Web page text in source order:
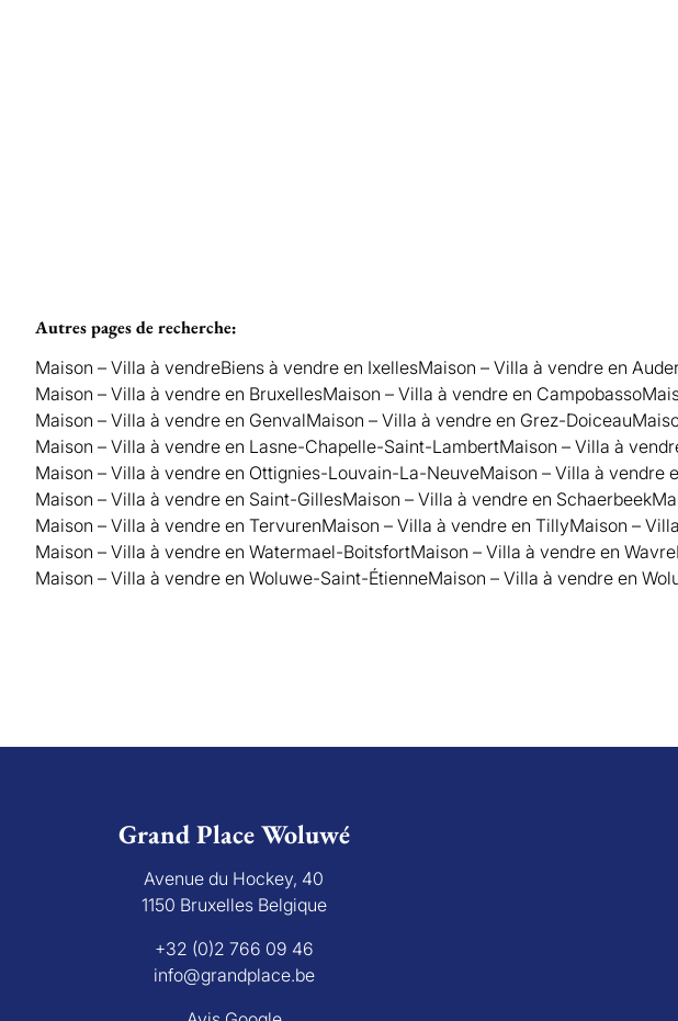
Autres pages de recherche:
Maison – Villa à vendreBiens à vendre en IxellesMaison – Villa à vendre en
Maison – Villa à vendre en BruxellesMaison – Villa à vendre en Campobasso
Maison – Villa à vendre en GenvalMaison – Villa à vendre en Grez-Doiceau
Maison – Villa à vendre en Lasne-Chapelle-Saint-LambertMaison – Villa à
Maison – Villa à vendre en Ottignies-Louvain-La-NeuveMaison – Villa à vendre
Maison – Villa à vendre en Saint-GillesMaison – Villa à vendre en Schaerbeek
Maison – Villa à vendre en TervurenMaison – Villa à vendre en TillyMaison –
Maison – Villa à vendre en Watermael-BoitsfortMaison – Villa à vendre en Wavre
Maison – Villa à vendre en Woluwe-Saint-ÉtienneMaison – Villa à vendre en
Grand Place Woluwé
Avenue du Hockey, 40
1150 Bruxelles Belgique
+32 (0)2 766 09 46
info@grandplace.be